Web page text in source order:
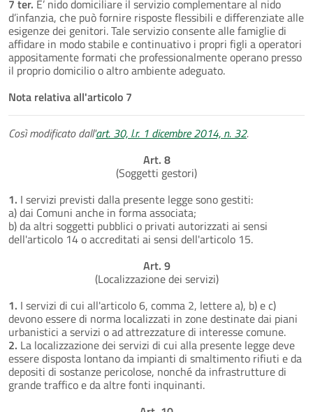
7 ter. E’ nido domiciliare il servizio complementare al nido
d’infanzia, che può fornire risposte flessibili e differenziate alle
esigenze dei genitori. Tale servizio consente alle famiglie di
affidare in modo stabile e continuativo i propri figli a operatori
appositamente formati che professionalmente operano presso
il proprio domicilio o altro ambiente adeguato.
Nota relativa all'articolo 7
Così modificato dall'art. 30, l.r. 1 dicembre 2014, n. 32.
Art. 8
(Soggetti gestori)
1. I servizi previsti dalla presente legge sono gestiti:
a) dai Comuni anche in forma associata;
b) da altri soggetti pubblici o privati autorizzati ai sensi
dell'articolo 14 o accreditati ai sensi dell'articolo 15.
Art. 9
(Localizzazione dei servizi)
1. I servizi di cui all'articolo 6, comma 2, lettere a), b) e c)
devono essere di norma localizzati in zone destinate dai piani
urbanistici a servizi o ad attrezzature di interesse comune.
2. La localizzazione dei servizi di cui alla presente legge deve
essere disposta lontano da impianti di smaltimento rifiuti e da
depositi di sostanze pericolose, nonché da infrastrutture di
grande traffico e da altre fonti inquinanti.